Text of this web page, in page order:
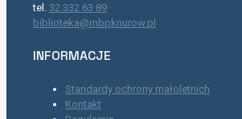
tel. 32 332 63 89
biblioteka@mbpknurow.pl
INFORMACJE
Standardy ochrony małoletnich
Kontakt